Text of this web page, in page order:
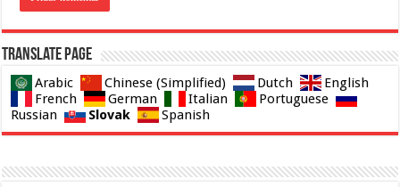
Translate page
Arabic Chinese (Simplified) Dutch
English
French
German Italian
Portuguese
Russian
Slovak Spanish